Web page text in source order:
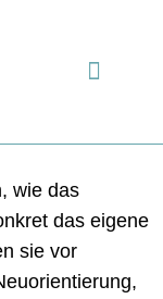
wie das
das eigene
sie vor